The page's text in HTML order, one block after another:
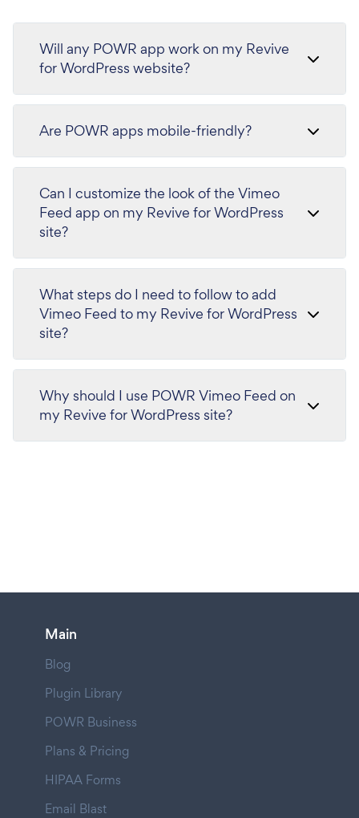
Will any POWR app work on my Revive
for WordPress website?
Are POWR apps mobile-friendly?
Can I customize the look of the Vimeo
Feed app on my Revive for WordPress
site?
What steps do I need to follow to add
Vimeo Feed to my Revive for WordPress
site?
Why should I use POWR Vimeo Feed on
my Revive for WordPress site?
Main
Blog
Plugin Library
POWR Business
Plans & Pricing
HIPAA Forms
Email Blast